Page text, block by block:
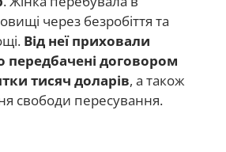
через безробіття та
Від неї приховали
передбачені договором
тисяч доларів, а також
свободи пересування.